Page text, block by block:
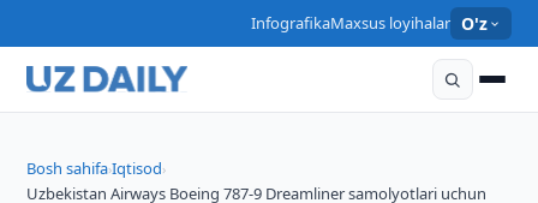
InfografikaMaxsus loyihalar O'z
Bosh sahifa›Iqtisod›
Uzbekistan Airways Boeing 787-9 Dreamliner samolyotlari uchun